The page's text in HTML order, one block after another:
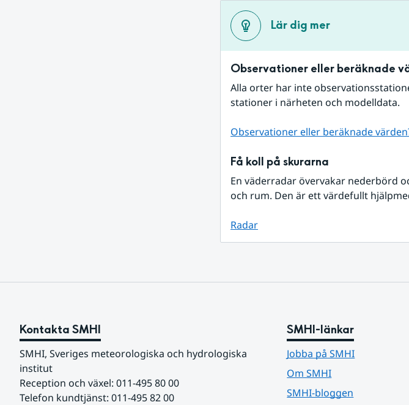
Lär dig mer
Observationer eller beräknade
Alla orter har inte
stationer i närheten och modelldata.
Observationer eller beräknade
Få koll på skurarna
En väderradar övervakar nederbörd
och rum. Den är ett värdefullt
Radar
Kontakta SMHI
SMHI, Sveriges meteorologiska och hydrologiska
institut
Reception och växel: 011-495 80 00
Telefon kundtjänst: 011-495 82 00
SMHI-länkar
Jobba på SMHI
Om SMHI
SMHI-bloggen